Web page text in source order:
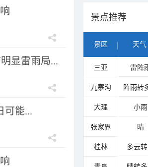
显雷雨局...
可能...
景点推荐
景区 天气
三亚 雷阵
九寨沟 阵雨转
大理 小雨
张家界 晴
桂林 多云